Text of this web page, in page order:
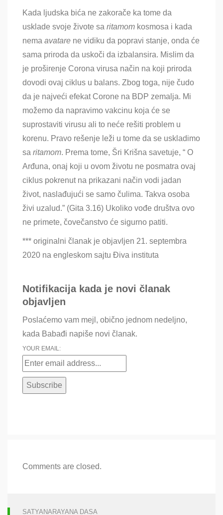
Kada ljudska bića ne zakorače ka tome da
usklade svoje živote sa ritamom kosmosa i kada
nema avatare ne vidiku da popravi stanje, onda će
sama priroda da uskoči da izbalansira. Mislim da
je proširenje Corona virusa način na koji priroda
dovodi ovaj ciklus u balans. Zbog toga, nije čudo
da je najveći efekat Corone na BDP zemalja. Mi
možemo da napravimo vakcinu koja će se
suprostaviti virusu ali to neće rešiti problem u
korenu. Pravo rešenje leži u tome da se uskladimo
sa ritamom. Prema tome, Šri Krišna savetuje, “ O
Arđuna, onaj koji u ovom životu ne posmatra ovaj
ciklus pokrenut na prikazani način vodi jadan
život, naslađujući se samo čulima. Takva osoba
živi uzalud.” (Gita 3.16) Ukoliko vođe društva ovo
ne primete, čovečanstvo će sigurno patiti.
*** originalni članak je objavljen 21. septembra
2020 na engleskom sajtu Điva instituta
Notifikacija kada je novi članak
objavljen
Poslaćemo vam mejl, obično jednom nedeljno,
kada Babađi napiše novi članak.
YOUR EMAIL:
Comments are closed.
SATYANARAYANA DASA